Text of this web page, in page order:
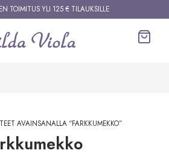
TOIMITUS YLI 125 € TILAUKSILLE
AVAINSANALLA “FARKKUMEKKO”